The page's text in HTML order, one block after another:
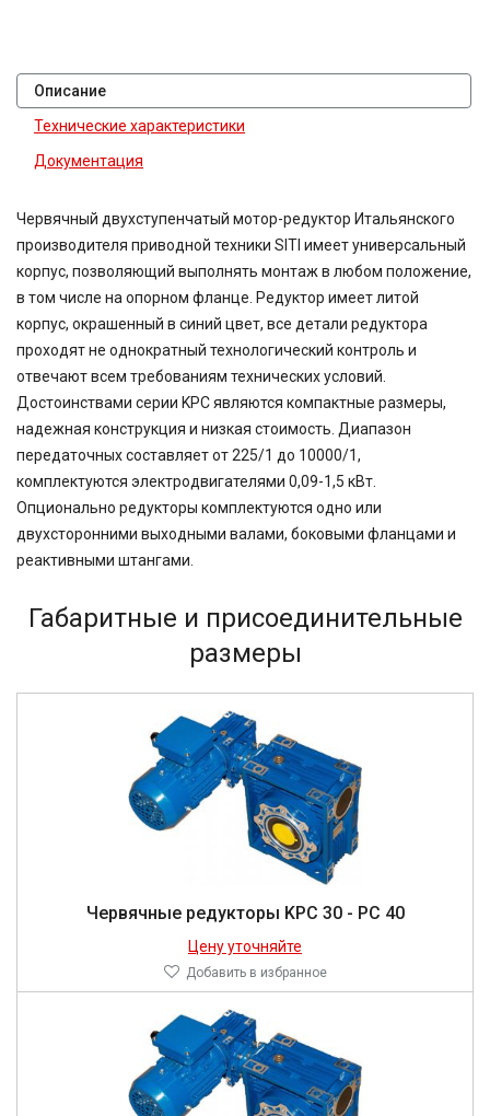
Описание
Технические характеристики
Документация
Червячный двухступенчатый мотор-редуктор Итальянского
производителя приводной техники SITI имеет универсальный
корпус, позволяющий выполнять монтаж в любом положение,
в том числе на опорном фланце. Редуктор имеет литой
корпус, окрашенный в синий цвет, все детали редуктора
проходят не однократный технологический контроль и
отвечают всем требованиям технических условий.
Достоинствами серии KPC являются компактные размеры,
надежная конструкция и низкая стоимость. Диапазон
передаточных составляет от 225/1 до 10000/1,
комплектуются электродвигателями 0,09-1,5 кВт.
Опционально редукторы комплектуются одно или
двухсторонними выходными валами, боковыми фланцами и
реактивными штангами.
Габаритные и присоединительные
размеры
Червячные редукторы KPC 30 - PC 40
Цену уточняйте
Добавить в избранное